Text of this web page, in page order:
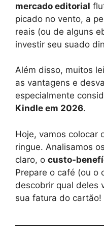
mercado editorial
picado no vento, a
reais (ou de alguns
investir seu suado
Além disso, muitos
as vantagens e
especialmente
Kindle em 2026.
Hoje, vamos colocar
ringue. Analisamos
claro, o custo-
Prepare o café (ou o
descobrir qual deles
sua fatura do cartão!